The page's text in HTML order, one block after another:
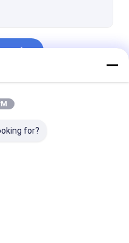
de fibre
for?